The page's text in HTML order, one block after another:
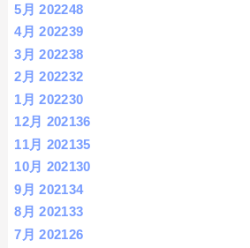
5月 202248
4月 202239
3月 202238
2月 202232
1月 202230
12月 202136
11月 202135
10月 202130
9月 202134
8月 202133
7月 202126